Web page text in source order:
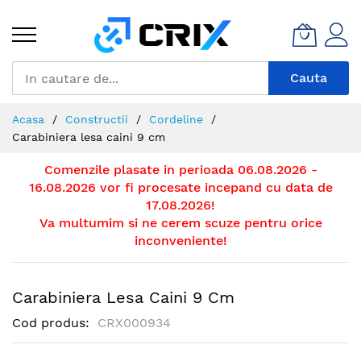
Continut
Cauta
Acasa Constructii
Cordeline
Carabiniera lesa caini 9 cm
Comenzile plasate in perioada 06.08.2026 -
16.08.2026 vor fi procesate incepand cu data de
17.08.2026!
Va multumim si ne cerem scuze pentru orice
inconveniente!
Carabiniera Lesa Caini 9 Cm
Cod produs CRX000934